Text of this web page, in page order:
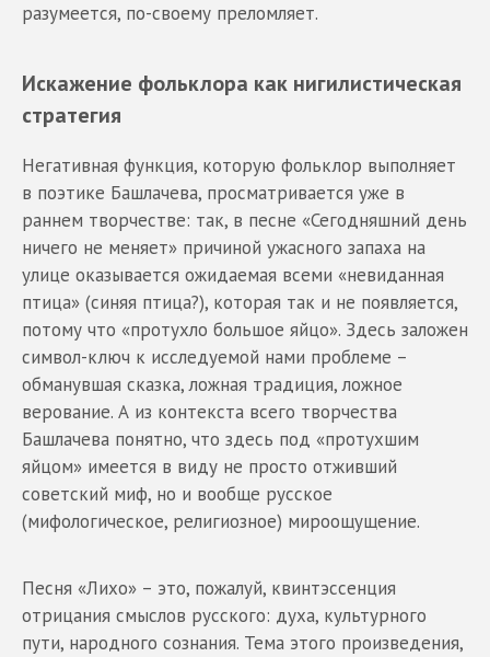
разумеется, по-своему преломляет.
Искажение фольклора как нигилистическая
стратегия
Негативная функция, которую фольклор выполняет
в поэтике Башлачева, просматривается уже в
раннем творчестве: так, в песне «Сегодняшний день
ничего не меняет» причиной ужасного запаха на
улице оказывается ожидаемая всеми «невиданная
птица» (синяя птица?), которая так и не появляется,
потому что «протухло большое яйцо». Здесь заложен
символ-ключ к исследуемой нами проблеме –
обманувшая сказка, ложная традиция, ложное
верование. А из контекста всего творчества
Башлачева понятно, что здесь под «протухшим
яйцом» имеется в виду не просто отживший
советский миф, но и вообще русское
(мифологическое, религиозное) мироощущение.
Песня «Лихо» – это, пожалуй, квинтэссенция
отрицания смыслов русского: духа, культурного
пути, народного сознания. Тема этого произведения,